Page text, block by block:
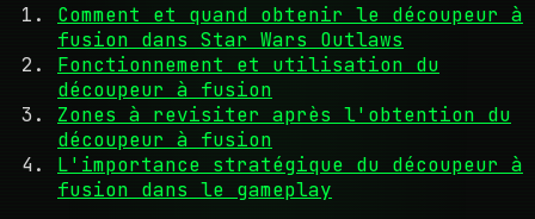
Comment et quand obtenir le découpeur à
fusion dans Star Wars Outlaws
Fonctionnement et utilisation du
découpeur à fusion
Zones à revisiter après l'obtention du
découpeur à fusion
L'importance stratégique du découpeur à
fusion dans le gameplay